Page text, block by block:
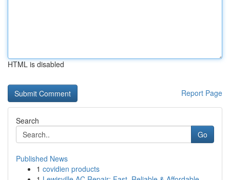
HTML is disabled
Report Page
Search
Go
Published News
1 covidien products